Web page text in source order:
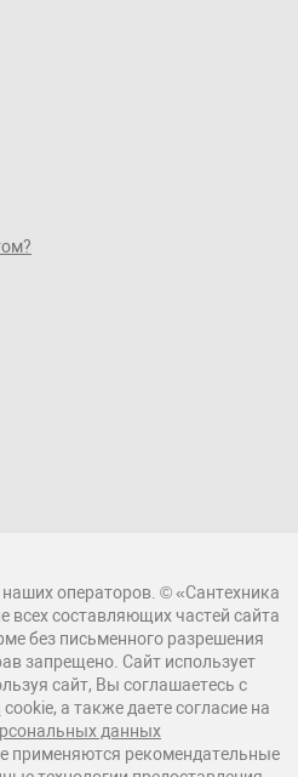
операторов. © «Сантехника
всех составляющих частей сайта
без письменного разрешения
запрещено. Сайт использует
сайт, Вы соглашаетесь с
cookie, а также даете согласие на
данных
применяются рекомендательные